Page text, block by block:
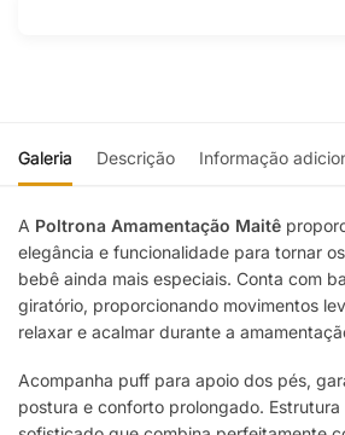
Galeria Descrição Informação
A Poltrona Amamentação Maitê
elegância e funcionalidade para tornar
bebê ainda mais especiais. Conta com
giratório, proporcionando movimentos
relaxar e acalmar durante a
Acompanha puff para apoio dos pés,
postura e conforto prolongado.